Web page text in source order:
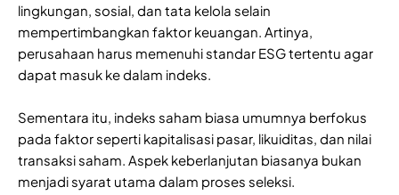
lingkungan, sosial, dan tata kelola selain
mempertimbangkan faktor keuangan. Artinya,
perusahaan harus memenuhi standar ESG tertentu agar
dapat masuk ke dalam indeks.
Sementara itu, indeks saham biasa umumnya berfokus
pada faktor seperti kapitalisasi pasar, likuiditas, dan nilai
transaksi saham. Aspek keberlanjutan biasanya bukan
menjadi syarat utama dalam proses seleksi.